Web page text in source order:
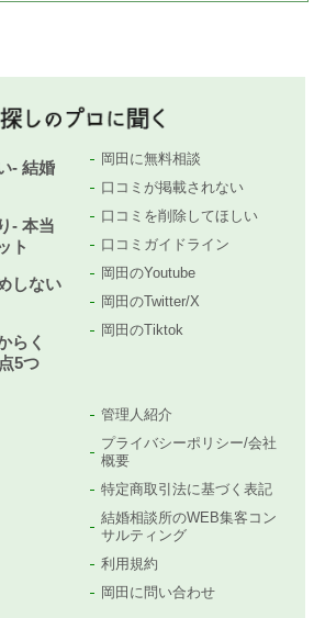
- 結婚
- 本当
ト
しない
らく
5つ
岡田に無料相談
口コミが掲載されない
口コミを削除してほしい
口コミガイドライン
岡田のYoutube
岡田のTwitter/X
岡田のTiktok
管理人紹介
プライバシーポリシー/会社
概要
特定商取引法に基づく表記
結婚相談所のWEB集客コン
サルティング
利用規約
岡田に問い合わせ